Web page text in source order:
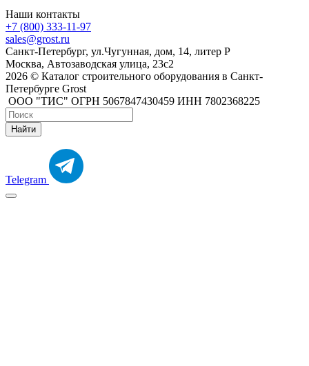
Наши контакты
+7 (800) 333-11-97
sales@grost.ru
Санкт-Петербург, ул.Чугунная, дом, 14, литер Р
Москва, Автозаводская улица, 23с2
2026 © Каталог строительного оборудования в Санкт-
Петербурге Grost
ООО "ТИС" ОГРН 5067847430459 ИНН 7802368225
Найти
Telegram